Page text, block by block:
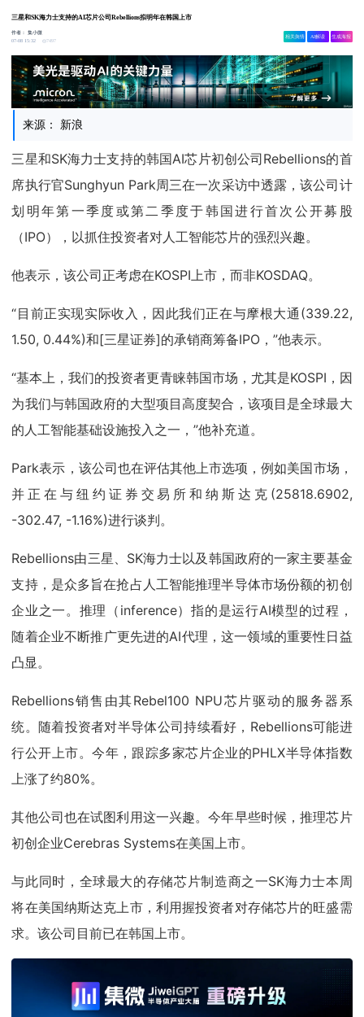
三星和SK海力士支持的AI芯片公司Rebellions拟明年在韩国上市
作者：集小微
07-08 15:32
7497
相关舆情 AI解读 生成海报
来源： 新浪
三星和SK海力士支持的韩国AI芯片初创公司Rebellions的首
席执行官Sunghyun Park周三在一次采访中透露，该公司计
划明年第一季度或第二季度于韩国进行首次公开募股
（IPO），以抓住投资者对人工智能芯片的强烈兴趣。
他表示，该公司正考虑在KOSPI上市，而非KOSDAQ。
“目前正实现实际收入，因此我们正在与摩根大通(339.22,
1.50, 0.44%)和[三星证券]的承销商筹备IPO，”他表示。
“基本上，我们的投资者更青睐韩国市场，尤其是KOSPI，因
为我们与韩国政府的大型项目高度契合，该项目是全球最大
的人工智能基础设施投入之一，”他补充道。
Park表示，该公司也在评估其他上市选项，例如美国市场，
并正在与纽约证券交易所和纳斯达克(25818.6902,
-302.47, -1.16%)进行谈判。
Rebellions由三星、SK海力士以及韩国政府的一家主要基金
支持，是众多旨在抢占人工智能推理半导体市场份额的初创
企业之一。推理（inference）指的是运行AI模型的过程，
随着企业不断推广更先进的AI代理，这一领域的重要性日益
凸显。
Rebellions销售由其Rebel100 NPU芯片驱动的服务器系
统。随着投资者对半导体公司持续看好，Rebellions可能进
行公开上市。今年，跟踪多家芯片企业的PHLX半导体指数
上涨了约80%。
其他公司也在试图利用这一兴趣。今年早些时候，推理芯片
初创企业Cerebras Systems在美国上市。
与此同时，全球最大的存储芯片制造商之一SK海力士本周
将在美国纳斯达克上市，利用握投资者对存储芯片的旺盛需
求。该公司目前已在韩国上市。